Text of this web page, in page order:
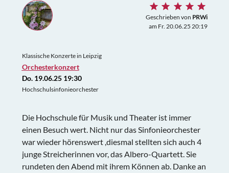
Geschrieben von PRWi
am Fr. 20.06.25 20:19
Klassische Konzerte in Leipzig
Orchesterkonzert
Do. 19.06.25 19:30
Hochschulsinfonieorchester
Die Hochschule für Musik und Theater ist immer
einen Besuch wert. Nicht nur das Sinfonieorchester
war wieder hörenswert ,diesmal stellten sich auch 4
junge Streicherinnen vor, das Albero-Quartett. Sie
rundeten den Abend mit ihrem Können ab. Danke an